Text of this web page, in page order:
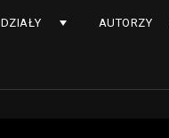
DZIAŁY AUTORZY